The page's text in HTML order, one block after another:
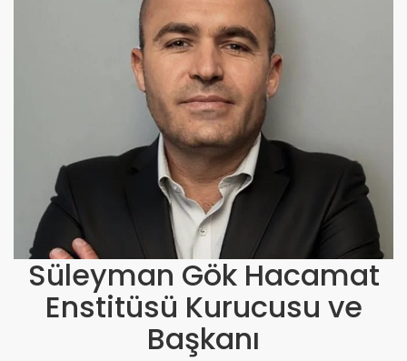
Süleyman Gök Hacamat
Enstitüsü Kurucusu ve
Başkanı